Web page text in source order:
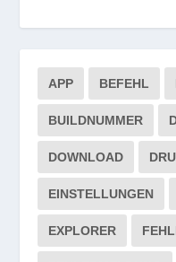
APP BEFEHL
BUILDNUMMER
DOWNLOAD
EINSTELLUNGEN
EXPLORER